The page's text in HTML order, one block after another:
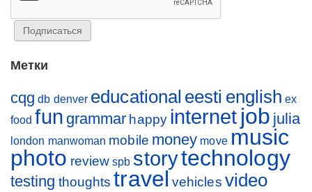
Метки
cqg db denver educational eesti english ex
food fun grammar happy internet job julia
london manwoman mobile money move music
photo review spb storytechnology
testing thoughts travel vehicles video